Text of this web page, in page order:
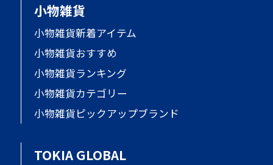
小物雑貨
小物雑貨新着アイテム
小物雑貨おすすめ
小物雑貨ランキング
小物雑貨カテゴリー
小物雑貨ピックアップブランド
TOKIA GLOBAL